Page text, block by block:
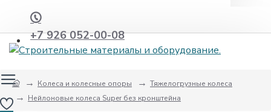
+7 926 052-00-08
Колеса и колесные опоры
Тяжелогрузные колеса
Нейлоновые колеса Super без кронштейна